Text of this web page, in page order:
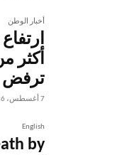
أخبار الوطن
ترفض
7 أغسطس، 2026
English
by